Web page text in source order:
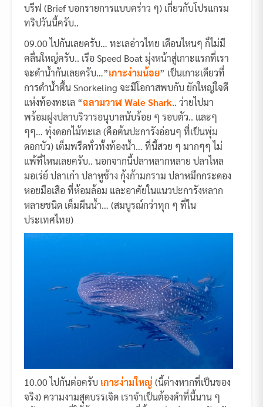
บรีฟ (Brief บอกรายการแบบคร่าว ๆ) เกี่ยวกับโปรแกรม
ทริปวันนี้ครับ..
09.00 ไปกันเลยครับ… ทะเลอ่าวไทย เดือนไหนๆ ก็ไม่มี
คลื่นใหญ่ครับ.. เรือ Speed Boat มุ่งหน้าสู่เกาะแรกที่เรา
จะดำน้ำกันเลยครับ…”เกาะง่ามน้อย” เป็นเกาะเดียวที่
การดำน้ำตื้น Snorkeling จะมีโอกาสพบกับ ยักใหญ่ใจดี
แห่งท้องทะเล “ฉลามวาฬ Wale Shark.. ว่ายไปมา
พร้อมฝูงปลาบริวารอนุบาลนับร้อย ๆ รอบตัว.. และๆ
ๆๆ… ทุ่งดอกไม้ทะเล (คือต้นปะการังอ่อนๆ ที่เป็นพุ่ม
ดอกบัว) เต็มพรึดทั่วทั้งท้องน้ำ… ที่นี้สวย ๆ มากๆๆ ไม่
แพ้ที่ไหนเลยครับ.. นอกจากนี้ปลาหลากหลาย ปลาไหล
มอเร่ย์ ปลาเก๋า ปลาหูช้าง กุ้งก้ามกราม ปลาหมึกกระดอง
หอยมือเสือ ที่ห้อมล้อม และอาศัยในแนวปะการังหลาก
หลายชนิด เต็มผืนน้ำ… (สมบูรณ์กว่าทุก ๆ ที่ใน
ประเทศไทย)
10.00 ไปกันต่อครับ เกาะง่ามใหญ่ (นี้ต่างหากที่เป็นของ
จริง) ความงามสุดบรรเจิด เราจำเป็นต้องดำที่นี้นาน ๆ